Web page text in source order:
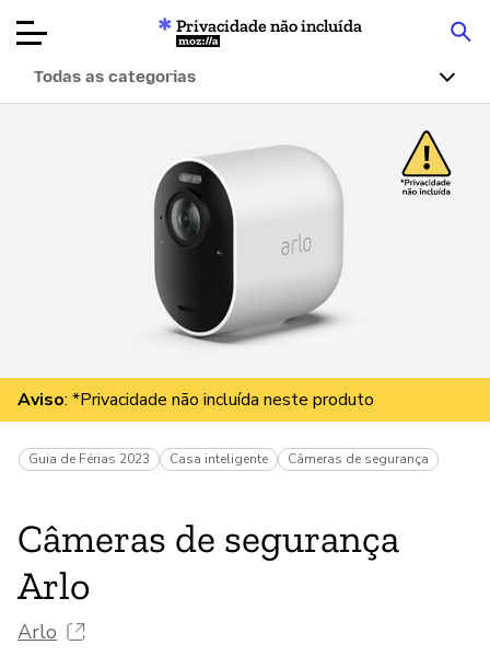
produtos
Artigos
Sobre
Doar
Privacidade não incluída
Mozilla
Todas as categorias
Aviso: *Privacidade não incluída neste produto
Guia de Férias 2023 Casa inteligente Câmeras de segurança
Câmeras de segurança
Arlo
Arlo